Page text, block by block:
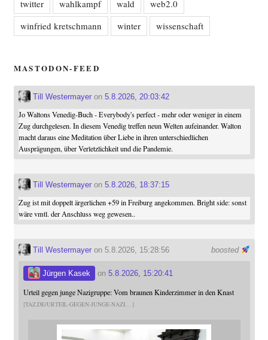
twitter wahlkampf wald
web2.0
winfried kretschmann
winter wissenschaft
MASTODON-FEED
Till Westermayeron 5.8.2026, 20:03:42
Jo Waltons Venedig-Buch - Everybody's perfect - mehr oder weniger in einem
Zug durchgelesen. In diesem Venedig treffen neun Welten aufeinander. Walton
macht daraus eine Meditation über Liebe in ihren unterschiedlichen
Ausprägungen, über Verletzlichkeit und die Pandemie.
Till Westermayeron 5.8.2026, 18:37:15
Zug ist mit doppelt ärgerlichen +59 in Freiburg angekommen. Bright side: sonst
wäre vmtl. der Anschluss weg gewesen..
boosted
Till Westermayeron 5.8.2026, 15:28:56
Jürgen Kasek on 5.8.2026, 15:20:41
Urteil gegen junge Nazigruppe: Vom braunen Kinderzimmer in den Knast
TAZ.DE/URTEIL-GEGEN-JUNGE-NAZI